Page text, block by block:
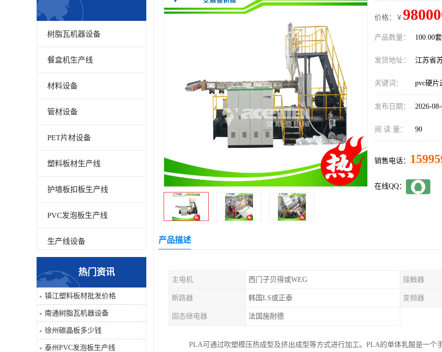
树脂瓦机器设备
餐盒机生产线
材料设备
管材设备
PET片材设备
塑料板材生产线
护墙板扣板生产线
PVC发泡板生产线
生产线设备
碳晶板生产线
PVC仿大理石板生产线
热门资讯
镇江塑料板材批发价格
南通树脂瓦机器设备
徐州碳晶板多少钱
泰州PVC发泡板生产线
价格：￥
产品数量： 100.00套
发货地址： 江苏省
关键词： pvc硬片
发布日期： 2026-
阅 读 量： 90
销售电话：
在线QQ：
产品描述
主电机 西门子贝得或WEG 接触器
断路器 韩国LS或正泰 变频器
固态继电器 法国施耐德
PLA可通过吹塑模压热成型及挤出成型等方式进行加工。PLA的单体乳酸是一个